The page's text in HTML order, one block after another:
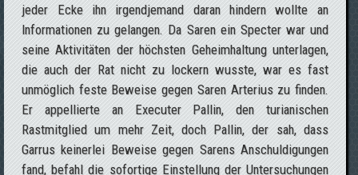
jeder Ecke ihn irgendjemand daran hindern wollte an
Informationen zu gelangen. Da Saren ein Specter war und
seine Aktivitäten der höchsten Geheimhaltung unterlagen,
die auch der Rat nicht zu lockern wusste, war es fast
unmöglich feste Beweise gegen Saren Arterius zu finden.
Er appellierte an Executer Pallin, den turianischen
Rastmitglied um mehr Zeit, doch Pallin, der sah, dass
Garrus keinerlei Beweise gegen Sarens Anschuldigungen
fand, befahl die sofortige Einstellung der Untersuchungen